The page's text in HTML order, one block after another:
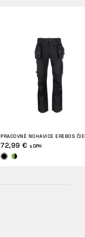
PRACOVNÉ NOHAVICE EREBOS
72,99 € s DPH